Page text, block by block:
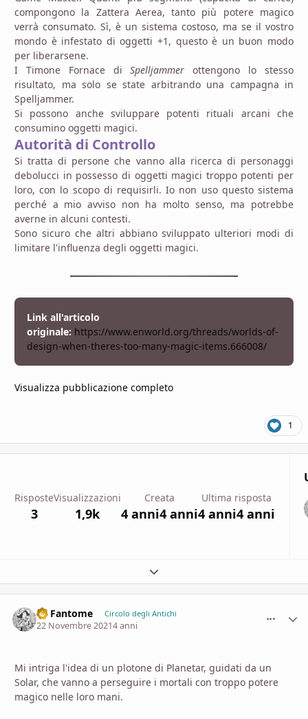
compongono la Zattera Aerea, tanto più potere magico
verrà consumato. Sì, è un sistema costoso, ma se il vostro
mondo è infestato di oggetti +1, questo è un buon modo
per liberarsene.
I Timone Fornace diSpelljammer ottengono lo stesso
risultato, ma solo se state arbitrando una campagna in
Spelljammer.
Si possono anche sviluppare potenti rituali arcani che
consumino oggetti magici.
Autorità di Controllo
Si tratta di persone che vanno alla ricerca di personaggi
debolucci in possesso di oggetti magici troppo potenti per
loro, con lo scopo di requisirli. Io non uso questo sistema
perché a mio avviso non ha molto senso, ma potrebbe
averne in alcuni contesti.
Sono sicuro che altri abbiano sviluppato ulteriori modi di
limitare l'influenza degli oggetti magici.
Link all'articolo
originale: https://www.enworld.org/threads/worlds-of-
design-when-theres-too-many-magic-items.666008/
Visualizza pubblicazione completo
1
Risposte
3
Visualizzazioni
1,9k
Creata
4 anni4 anni
Ultima risposta
4 anni4 anni
Espandi panoramica del topic
Le Fantome Circolo degli Antichi
22 Novembre 20214 anni
Mi intriga l'idea di un plotone di Planetar, guidati da un
Solar, che vanno a perseguire i mortali con troppo potere
magico nelle loro mani.